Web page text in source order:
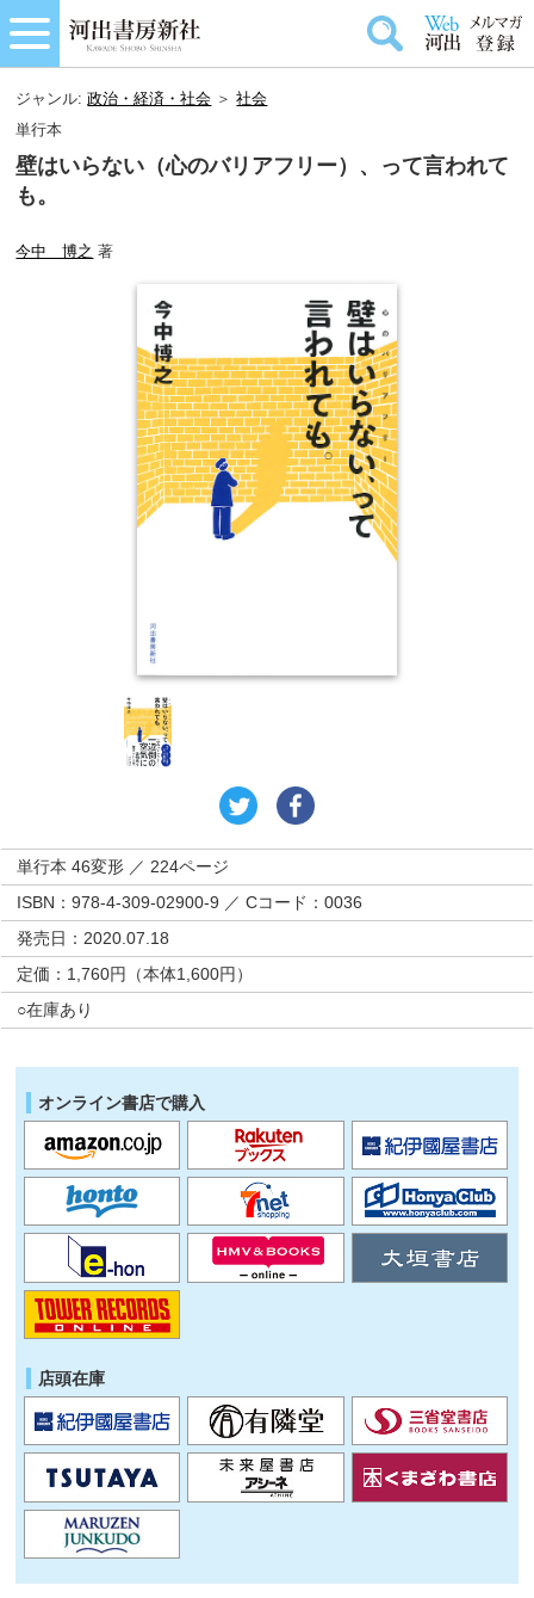
ジャンル:政治・経済・社会 ＞社会
単行本
壁はいらない（心のバリアフリー）、って言われて
も。
今中 博之 著
単行本 46変形 ／ 224ページ
ISBN：978-4-309-02900-9 ／ Cコード：0036
発売日：2020.07.18
定価：1,760円（本体1,600円）
○在庫あり
オンライン書店で購入
店頭在庫